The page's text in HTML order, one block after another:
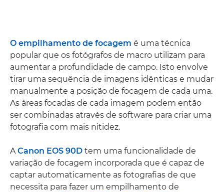
O empilhamento de focagem é uma técnica
popular que os fotógrafos de macro utilizam para
aumentar a profundidade de campo. Isto envolve
tirar uma sequência de imagens idênticas e mudar
manualmente a posição de focagem de cada uma.
As áreas focadas de cada imagem podem então
ser combinadas através de software para criar uma
fotografia com mais nitidez.
ACanon EOS 90D tem uma funcionalidade de
variação de focagem incorporada que é capaz de
captar automaticamente as fotografias de que
necessita para fazer um empilhamento de